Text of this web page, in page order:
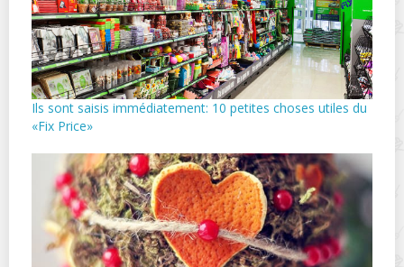
Ils sont saisis immédiatement: 10 petites choses utiles du
«Fix Price»